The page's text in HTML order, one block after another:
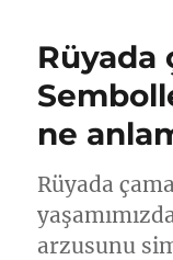
Rüyada
ne
Rüyada
arzusunu